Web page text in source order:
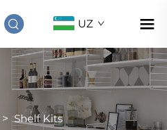
UZ
>Shelf Kits